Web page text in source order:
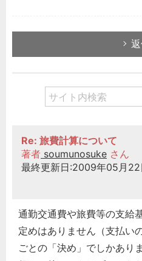
Re: 旅費計算について
著者 soumunosuke さん
最終更新日:2009年05月22
通勤交通費や旅費等の支給
定めはありません（支払い
ごとの「決め」でしかあり